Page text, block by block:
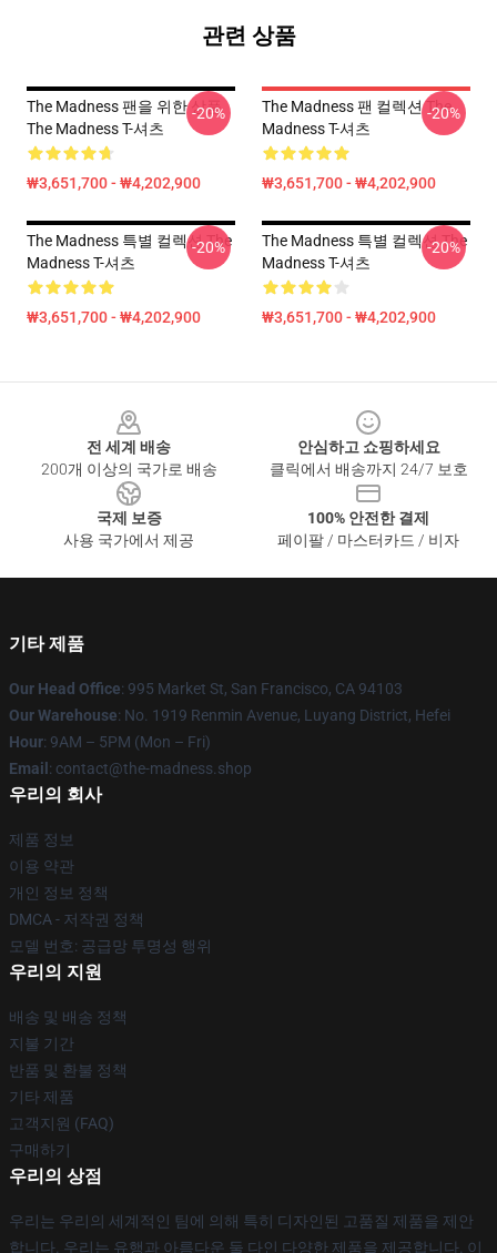
관련 상품
The Madness 팬을 위한 상품
The Madness T-셔츠
₩3,651,700 - ₩4,202,900
-20%
The Madness 팬 컬렉션 The
Madness T-셔츠
₩3,651,700 - ₩4,202,900
-20%
The Madness 특별 컬렉션 The
Madness T-셔츠
₩3,651,700 - ₩4,202,900
-20%
The Madness 특별 컬렉션 The
Madness T-셔츠
₩3,651,700 - ₩4,202,900
-20%
전 세계 배송
200개 이상의 국가로 배송
안심하고 쇼핑하세요
클릭에서 배송까지 24/7 보호
국제 보증
사용 국가에서 제공
100% 안전한 결제
페이팔 / 마스터카드 / 비자
기타 제품
Our Head Office: 995 Market St, San Francisco, CA 94103
Our Warehouse: No. 1919 Renmin Avenue, Luyang District, Hefei
Hour: 9AM – 5PM (Mon – Fri)
Email : contact@the-madness.shop
우리의 회사
제품 정보
이용 약관
개인 정보 정책
DMCA - 저작권 정책
모델 번호: 공급망 투명성 행위
우리의 지원
배송 및 배송 정책
지불 기간
반품 및 환불 정책
기타 제품
고객지원 (FAQ)
구매하기
우리의 상점
우리는 우리의 세계적인 팀에 의해 특히 디자인된 고품질 제품을 제안
합니다. 우리는 유행과 아름다운 둘 다인 다양한 제품을 제공합니다. 이